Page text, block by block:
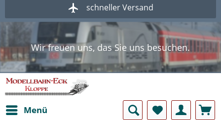
schneller Versand
Wir freuen uns, das Sie uns besuchen.
Herzlich Willkommen im Onlineshop
Modellbahn - Eck Kloppe.
Wir freuen uns, das Sie uns besuchen.
Herzlich Willkommen im Onlineshop
Modellbahn - Eck Kloppe.
Menü